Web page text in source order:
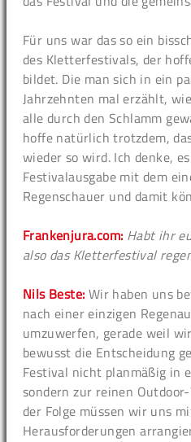
Für uns war das so ein
des Kletterfestivals, der
bildet. Die man sich in ein
Jahrzehnten mal erzählt,
alle durch den Schlamm
hoffe natürlich trotzdem,
wieder so wird. Ich denke,
Festivalausgabe mit dem
Regenschauer und damit
Frankenjura.com: Habt ihr
also das Kletterfestival
Nils Beste: Wir haben uns
nach einer einzigen
umzuwerfen, gerade weil
bewusst die Entscheidung
Festival nicht planmäßig in
sondern zur reinen
der Folge müssen wir uns
Herausforderungen